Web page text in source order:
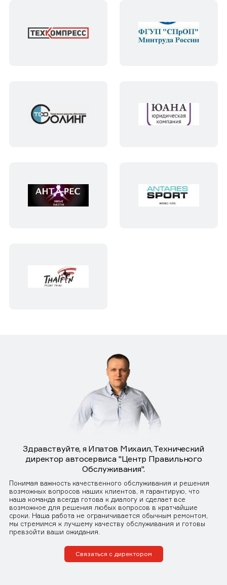
Здравствуйте, я Ипатов Михаил, Технический
директор автосервиса "Центр Правильного
Обслуживания".
Понимая важность качественного обслуживания и решения
возможных вопросов наших клиентов, я гарантирую, что
наша команда всегда готова к диалогу и сделает все
возможное для решения любых вопросов в кратчайшие
сроки. Наша работа не ограничивается обычным ремонтом,
мы стремимся к лучшему качеству обслуживания и готовы
превзойти ваши ожидания.
Связаться с директором